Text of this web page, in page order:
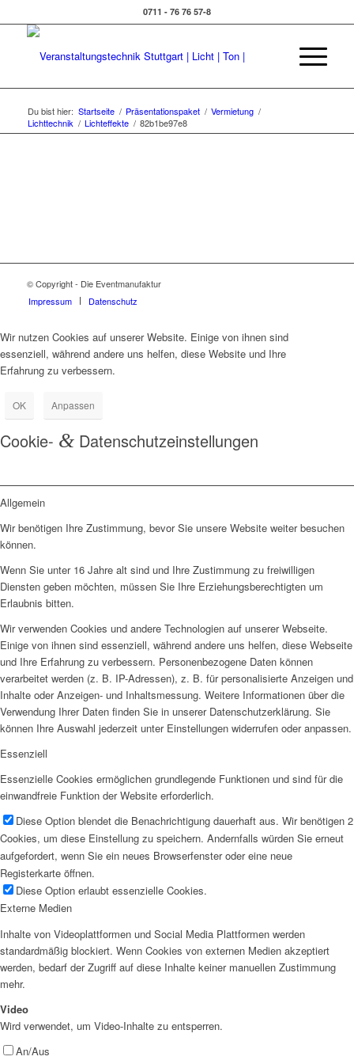
0711 - 76 76 57-8
Du bist hier: Startseite / Präsentationspaket / Vermietung /
Lichttechnik / Lichteffekte / 82b1be97e8
© Copyright - Die Eventmanufaktur
Impressum
Datenschutz
Wir nutzen Cookies auf unserer Website. Einige von ihnen sind
essenziell, während andere uns helfen, diese Website und Ihre
Erfahrung zu verbessern.
OK Anpassen
Cookie- & Datenschutzeinstellungen
Allgemein
Wir benötigen Ihre Zustimmung, bevor Sie unsere Website weiter besuchen
können.
Wenn Sie unter 16 Jahre alt sind und Ihre Zustimmung zu freiwilligen
Diensten geben möchten, müssen Sie Ihre Erziehungsberechtigten um
Erlaubnis bitten.
Wir verwenden Cookies und andere Technologien auf unserer Webseite.
Einige von ihnen sind essenziell, während andere uns helfen, diese Webseite
und Ihre Erfahrung zu verbessern. Personenbezogene Daten können
verarbeitet werden (z. B. IP-Adressen), z. B. für personalisierte Anzeigen und
Inhalte oder Anzeigen- und Inhaltsmessung. Weitere Informationen über die
Verwendung Ihrer Daten finden Sie in unserer Datenschutzerklärung. Sie
können Ihre Auswahl jederzeit unter Einstellungen widerrufen oder anpassen.
Essenziell
Essenzielle Cookies ermöglichen grundlegende Funktionen und sind für die
einwandfreie Funktion der Website erforderlich.
Diese Option blendet die Benachrichtigung dauerhaft aus. Wir benötigen 2
Cookies, um diese Einstellung zu speichern. Andernfalls würden Sie erneut
aufgefordert, wenn Sie ein neues Browserfenster oder eine neue
Registerkarte öffnen.
Diese Option erlaubt essenzielle Cookies.
Externe Medien
Inhalte von Videoplattformen und Social Media Plattformen werden
standardmäßig blockiert. Wenn Cookies von externen Medien akzeptiert
werden, bedarf der Zugriff auf diese Inhalte keiner manuellen Zustimmung
mehr.
Video
Wird verwendet, um Video-Inhalte zu entsperren.
An/Aus